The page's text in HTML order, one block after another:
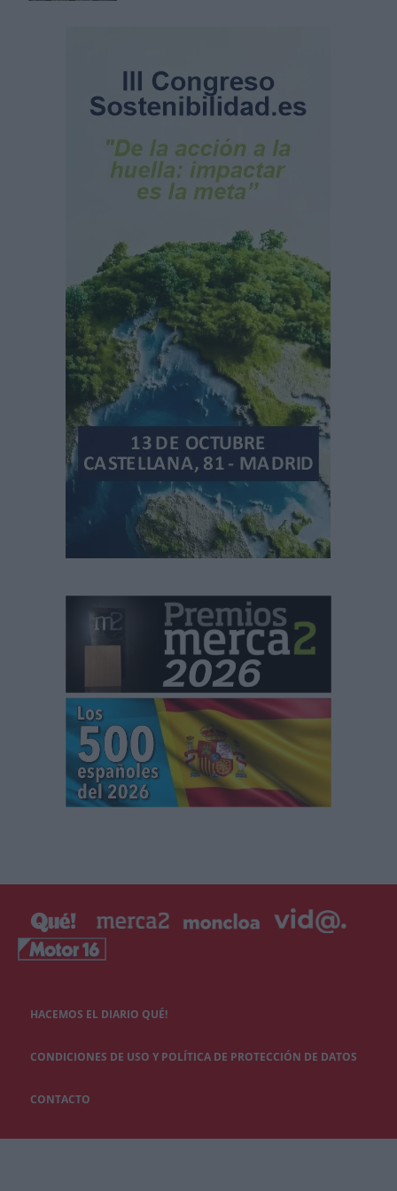
HACEMOS EL DIARIO QUÉ!
CONDICIONES DE USO Y POLÍTICA DE PROTECCIÓN DE DATOS
CONTACTO